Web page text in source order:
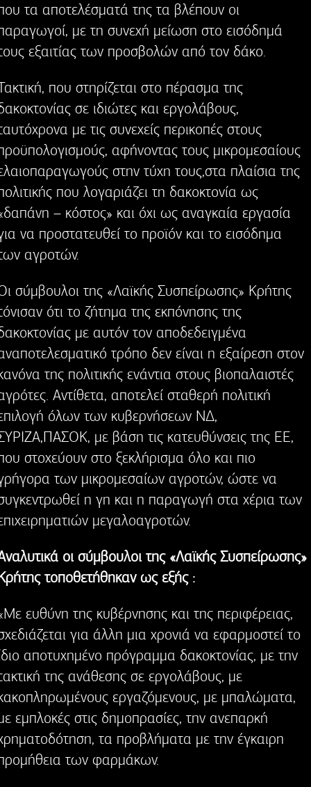
τα αποτελέσματά της τα βλέπουν οι
με τη συνεχή μείωση στο εισόδημά
εξαιτίας των προσβολών από τον δάκο.
που στηρίζεται στο πέρασμα της
σε ιδιώτες και εργολάβους,
με τις συνεχείς περικοπές στους
αφήνοντας τους μικρομεσαίους
στην τύχη τους,στα πλαίσια της
που λογαριάζει τη δακοκτονία ως
– κόστος» και όχι ως αναγκαία εργασία
να προστατευθεί το προϊόν και το εισόδημα
αγροτών.
σύμβουλοι της «Λαϊκής Συσπείρωσης» Κρήτης
ότι το ζήτημα της εκπόνησης της
με αυτόν τον αποδεδειγμένα
τρόπο δεν είναι η εξαίρεση στον
της πολιτικής ενάντια στους βιοπαλαιστές
Αντίθετα, αποτελεί σταθερή πολιτική
όλων των κυβερνήσεων ΝΔ,
με βάση τις κατευθύνσεις της ΕΕ,
στοχεύουν στο ξεκλήρισμα όλο και πιο
των μικρομεσαίων αγροτών, ώστε να
η γη και η παραγωγή στα χέρια των
μεγαλοαγροτών.
οι σύμβουλοι της «Λαϊκής Συσπείρωσης»
τοποθετήθηκαν ως εξής :
ευθύνη της κυβέρνησης και της περιφέρειας,
για άλλη μια χρονιά να εφαρμοστεί το
αποτυχημένο πρόγραμμα δακοκτονίας, με την
της ανάθεσης σε εργολάβους, με
εργαζόμενους, με μπαλώματα,
εμπλοκές στις δημοπρασίες, την ανεπαρκή
τα προβλήματα με την έγκαιρη
των φαρμάκων.